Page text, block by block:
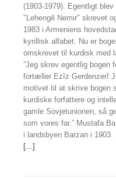
(1903-1979). Egentligt blev
"Lehengê Nemir" skrevet
1983 i Armeniens
kyrillisk alfabet. Nu er
omskrevet til kurdisk med
”Jeg skrev egentlig bogen
fortæller Ezîz Gerdenzerî
motivet til at skrive bogen
kurdiske forfattere og
gamle Sovjetunionen, så
som vores far.” Mustafa
i landsbyen Barzan i 1903.
[...]